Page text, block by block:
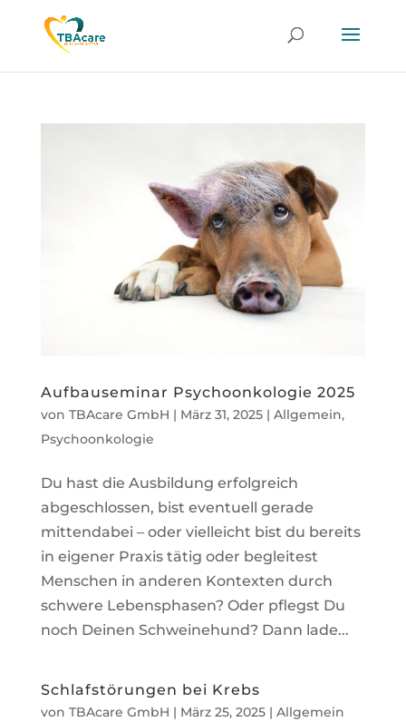
Aufbauseminar Psychoonkologie 2025
von TBAcare GmbH | März 31, 2025| Allgemein,
Psychoonkologie
Du hast die Ausbildung erfolgreich
abgeschlossen, bist eventuell gerade
mittendabei – oder vielleicht bist du bereits
in eigener Praxis tätig oder begleitest
Menschen in anderen Kontexten durch
schwere Lebensphasen? Oder pflegst Du
noch Deinen Schweinehund? Dann lade...
Schlafstörungen bei Krebs
von TBAcare GmbH | März 25, 2025| Allgemein